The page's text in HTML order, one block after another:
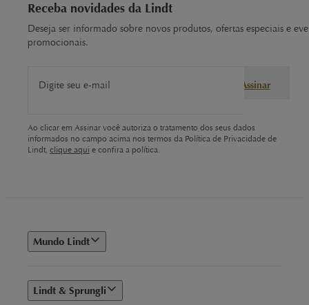
Receba novidades da Lindt
Deseja ser informado sobre novos produtos, ofertas especiais e
promocionais.
Digite seu e-mail Assinar
Ao clicar em Assinar você autoriza o tratamento dos seus dados
informados no campo acima nos termos da Política de Privacidade de
Lindt, clique aqui e confira a política.
Mundo Lindt
Lindt & Sprungli